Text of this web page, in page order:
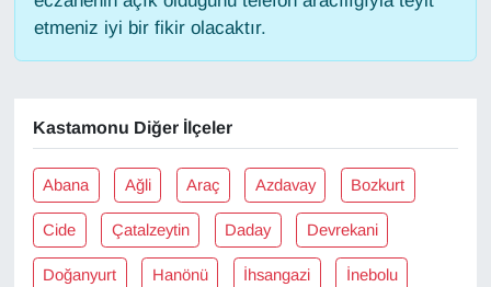
etmeniz iyi bir fikir olacaktır.
Kastamonu Diğer İlçeler
Abana Ağli Araç Azdavay Bozkurt
Cide Çatalzeytin Daday Devrekani
Doğanyurt Hanönü İhsangazi İnebolu
Kamu Alımları
Kim Kimdir?
Kültür & Sanat